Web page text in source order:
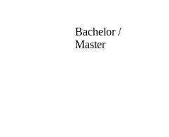
Bachelor /
Master